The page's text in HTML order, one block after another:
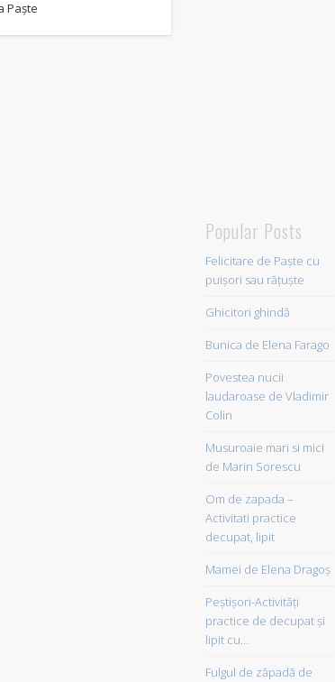
Paște
Popular Posts
Felicitare de Paște cu
puișori sau rățuște
Ghicitori ghindă
Bunica de Elena Farago
Povestea nucii
laudaroase de Vladimir
Colin
Musuroaie mari si mici
de Marin Sorescu
Om de zapada –
Activitati practice
decupat, lipit
Mamei de Elena Dragoş
Peştişori-Activităţi
practice de decupat şi
lipit cu…
Fulgul de zăpadă de